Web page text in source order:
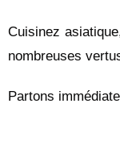
Cuisinez
nombreuses
Partons